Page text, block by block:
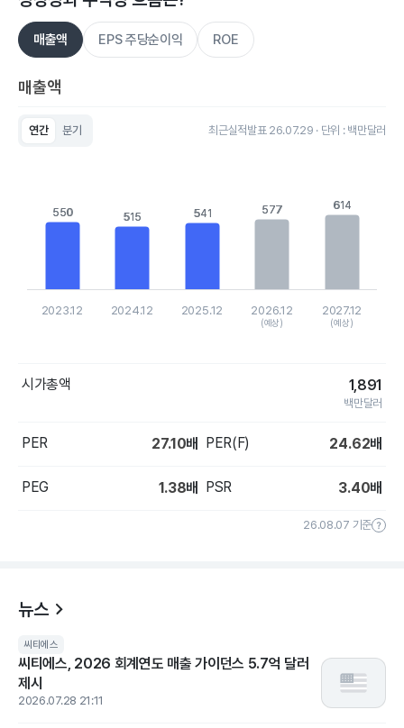
매출액 EPS 주당순이익 ROE
매출액
연간 분기 최근실적발표 26.07.29 · 단위 : 백만달러
The chart has 1 X axis displaying categories.
The chart has 1 Y axis displaying values. Data ranges from
550
550 515
515 541
541 577
577 614
614
2023.12 2024.12 2025.12 2026.12
(예상)
2027.12
(예상)
시가총액 1,891
백만달러
PER 27.10배 PER(F) 24.62배
PEG 1.38배 PSR 3.40배
26.08.07 기준
뉴스
씨티에스
씨티에스, 2026 회계연도 매출 가이던스 5.7억 달러
제시
2026.07.28 21:11